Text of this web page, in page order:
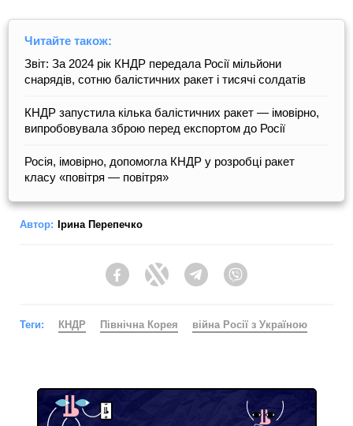
Читайте також:
Звіт: За 2024 рік КНДР передала Росії мільйони
снарядів, сотню балістичних ракет і тисячі солдатів
КНДР запустила кілька балістичних ракет — імовірно,
випробовувала зброю перед експортом до Росії
Росія, імовірно, допомогла КНДР у розробці ракет
класу «повітря — повітря»
Автор: Ірина Перепечко
FacebookTwitter Telegram
Теги: КНДР Північна Корея війна Росії з Україною